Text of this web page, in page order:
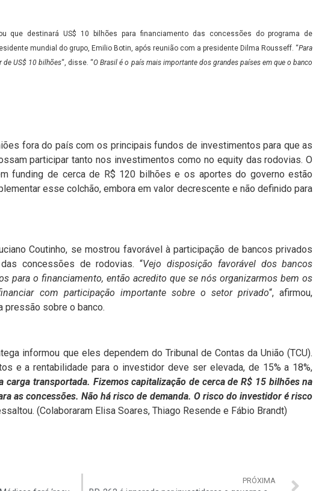
que destinará US$ 10 bilhões para financiamento das concessões do programa de
mundial do grupo, Emilio Botin, após reunião com a presidente Dilma Rousseff. “Para
de US$ 10 bilhões“, disse. “O Brasil é o país mais importante dos grandes países em que o banco
fora do país com os principais fundos de investimentos para que as
participar tanto nos investimentos como no equity das rodovias. O
funding de cerca de R$ 120 bilhões e os aportes do governo estão
esse colchão, embora em valor decrescente e não definido para
Coutinho, se mostrou favorável à participação de bancos privados
concessões de rodovias. “Vejo disposição favorável dos bancos
para o financiamento, então acredito que se nós organizarmos bem os
com participação importante sobre o setor privado“, afirmou,
pressão sobre o banco.
informou que eles dependem do Tribunal de Contas da União (TCU).
e a rentabilidade para o investidor deve ser elevada, de 15% a 18%,
carga transportada. Fizemos capitalização de cerca de R$ 15 bilhões na
as concessões. Não há risco de demanda. O risco do investidor é risco
(Colaboraram Elisa Soares, Thiago Resende e Fábio Brandt)
PRÓXIMA